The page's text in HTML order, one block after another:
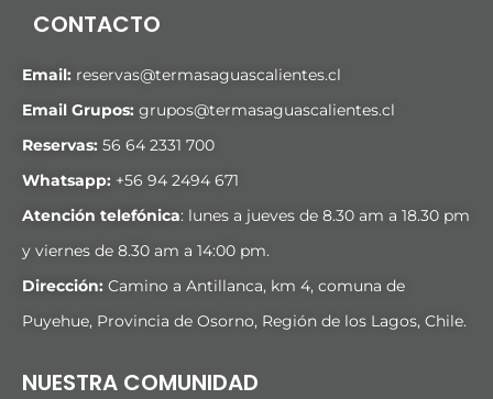
CONTACTO
Email: reservas@termasaguascalientes.cl
Email Grupos: grupos@termasaguascalientes.cl
Reservas: 56 64 2331 700
Whatsapp: +56 94 2494 671
Atención telefónica: lunes a jueves de 8.30 am a 18.30 pm
y viernes de 8.30 am a 14:00 pm.
Dirección: Camino a Antillanca, km 4, comuna de
Puyehue, Provincia de Osorno, Región de los Lagos, Chile.
NUESTRA COMUNIDAD